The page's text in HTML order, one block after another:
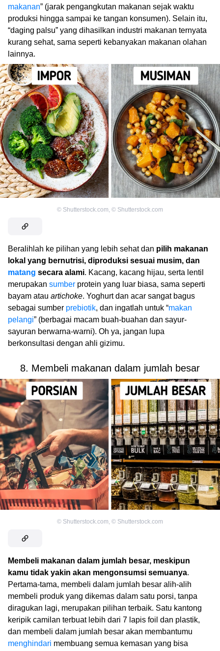
makanan” (jarak pengangkutan makanan sejak waktu
produksi hingga sampai ke tangan konsumen). Selain itu,
“daging palsu” yang dihasilkan industri makanan ternyata
kurang sehat, sama seperti kebanyakan makanan olahan
lainnya.
© Shutterstock.com, © Shutterstock.com
Beralihlah ke pilihan yang lebih sehat dan pilih makanan
lokal yang bernutrisi, diproduksi sesuai musim, dan
matang secara alami. Kacang, kacang hijau, serta lentil
merupakan sumber protein yang luar biasa, sama seperti
bayam atau artichoke. Yoghurt dan acar sangat bagus
sebagai sumber prebiotik, dan ingatlah untuk “makan
pelangi” (berbagai macam buah-buahan dan sayur-
sayuran berwarna-warni). Oh ya, jangan lupa
berkonsultasi dengan ahli gizimu.
8. Membeli makanan dalam jumlah besar
© Shutterstock.com, © Shutterstock.com
Membeli makanan dalam jumlah besar, meskipun
kamu tidak yakin akan mengonsumsi semuanya.
Pertama-tama, membeli dalam jumlah besar alih-alih
membeli produk yang dikemas dalam satu porsi, tanpa
diragukan lagi, merupakan pilihan terbaik. Satu kantong
keripik camilan terbuat lebih dari 7 lapis foil dan plastik,
dan membeli dalam jumlah besar akan membantumu
menghindari membuang semua kemasan yang bisa